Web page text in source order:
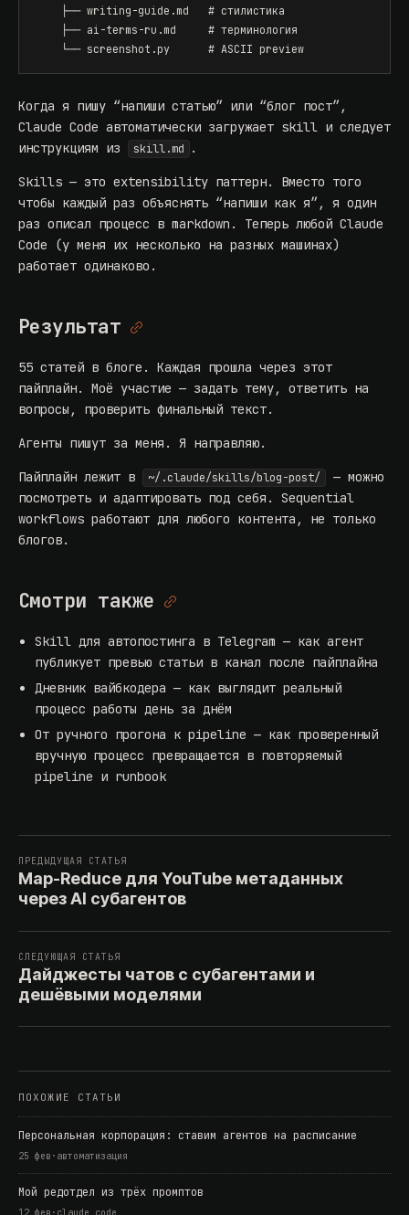
    ├── writing-guide.md   # стилистика
    ├── ai-terms-ru.md     # терминология
    └── screenshot.py      # ASCII preview
Когда я пишу “напиши статью” или “блог пост”,
Claude Code автоматически загружает skill и следует
инструкциям из
skill.md .
Skills — это extensibility паттерн. Вместо того
чтобы каждый раз объяснять “напиши как я”, я один
раз описал процесс в markdown. Теперь любой Claude
Code (у меня их несколько на разных машинах)
работает одинаково.
Результат
55 статей в блоге. Каждая прошла через этот
пайплайн. Моё участие — задать тему, ответить на
вопросы, проверить финальный текст.
Агенты пишут за меня. Я направляю.
Пайплайн лежит в ~/.claude/skills/blog-post/
— можно
посмотреть и адаптировать под себя. Sequential
workflows работают для любого контента, не только
блогов.
Смотри также
Skill для автопостинга в Telegram — как агент
публикует превью статьи в канал после пайплайна
Дневник вайбкодера — как выглядит реальный
процесс работы день за днём
От ручного прогона к pipeline — как проверенный
вручную процесс превращается в повторяемый
pipeline и runbook
ПРЕДЫДУЩАЯ СТАТЬЯ
Map-Reduce для YouTube метаданных
через AI субагентов
СЛЕДУЮЩАЯ СТАТЬЯ
Дайджесты чатов с субагентами и
дешёвыми моделями
ПОХОЖИЕ СТАТЬИ
Персональная корпорация: ставим агентов на расписание
25 фев · автоматизация
Мой редотдел из трёх промптов